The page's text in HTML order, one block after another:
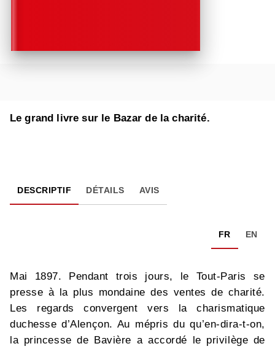
Le grand livre sur le Bazar de la charité.
DESCRIPTIF DÉTAILS AVIS
FR EN
Mai 1897. Pendant trois jours, le Tout-Paris se
presse à la plus mondaine des ventes de charité.
Les regards convergent vers la charismatique
duchesse d’Alençon. Au mépris du qu’en-dira-t-on,
la princesse de Bavière a accordé le privilège de